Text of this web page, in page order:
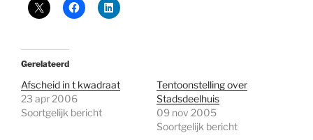
Gerelateerd
Afscheid in t kwadraat
23 apr 2006
Soortgelijk bericht
Tentoonstelling over
Stadsdeelhuis
09 nov 2005
Soortgelijk bericht